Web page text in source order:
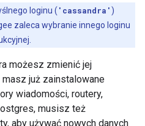
loginu ( 'cassandra' )
zaleca wybranie innego loginu
możesz zmienić jej
już zainstalowane
wiadomości, routery,
musisz też
aby używać nowych danych